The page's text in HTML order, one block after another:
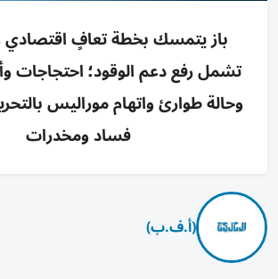
باز يتمسك بخطة تعافٍ
تشمل رفع دعم الوقود؛ احتجاجات
وحالة طوارئ واتهام موراليس
فساد ومخدرات
(أ.ف.ب)